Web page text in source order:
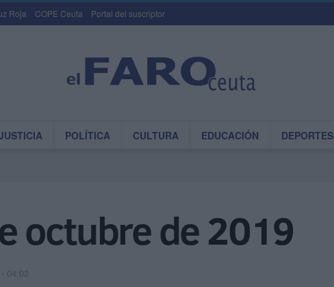
Roja COPE Ceuta Portal del suscriptor
POLÍTICA CULTURA EDUCACIÓN DEPORTES
octubre de 2019
04:02